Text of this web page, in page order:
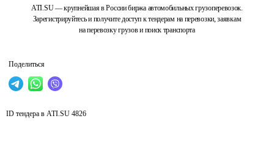
ATI.SU — крупнейшая в России биржа автомобильных грузоперевозок.
Зарегистрируйтесь и получите доступ к тендерам на перевозки, заявкам
на перевозку грузов и поиск транспорта
Поделиться
ID тендера в ATI.SU 4826